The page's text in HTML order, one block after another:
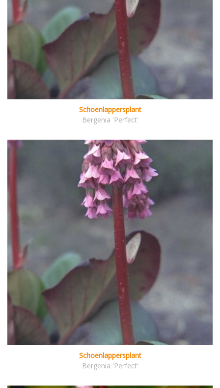
Schoenlappersplant
Bergenia 'Perfect'
Schoenlappersplant
Bergenia 'Perfect'